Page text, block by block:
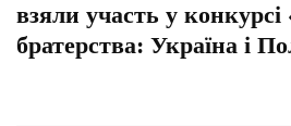
взяли участь у
братерства: Україна і